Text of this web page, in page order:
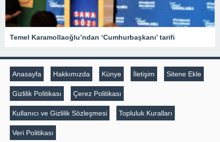
Temel Karamollaoğlu’ndan ‘Cumhurbaşkanı’ tarifi
Anasayfa Hakkımızda Künye İletişim Sitene Ekle
Gizlilik Politikası Çerez Politikası
Kullanıcı ve Gizlilik Sözleşmesi Topluluk Kuralları
Veri Politikası